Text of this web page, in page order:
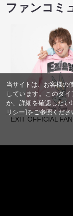
ファンコミ
EXIT OFFICIAL
当サイトは、お客様の
しています。このダ
か、詳細を確認したい
リシー]をご参照くださ